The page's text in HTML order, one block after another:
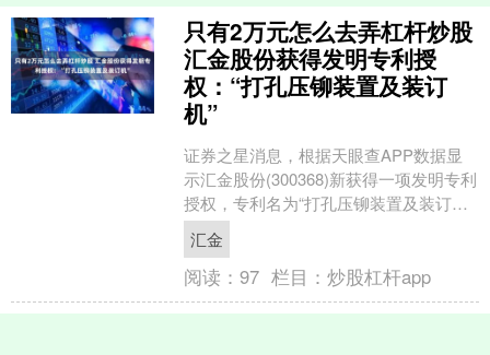
只有2万元怎么去弄杠杆炒股
汇金股份获得发明专利授
权：“打孔压铆装置及装订
机”
证券之星消息，根据天眼查APP数据显
示汇金股份(300368)新获得一项发明专利
授权，专利名为“打孔压铆装置及装订
机”，专利申请号为CN202110547451....
汇金
阅读：97 栏目：炒股杠杆app